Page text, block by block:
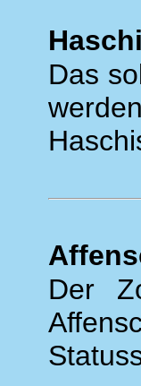
Das
Der